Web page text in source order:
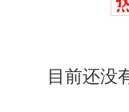
目前还没